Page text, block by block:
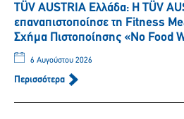
TÜV AUSTRIA Ελλάδα: Η TÜV
επαναπιστοποίησε τη Fitness
Σχήμα Πιστοποίησης «No Food
6 Αυγούστου 2026
Περισσότερα